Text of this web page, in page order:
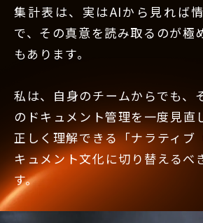
集計表は、実はAIから見れば
で、その真意を読み取るのが極
もあります。
私は、自身のチームからでも、
のドキュメント管理を一度見直
正しく理解できる「ナラティブ
キュメント文化に切り替えるべ
す。